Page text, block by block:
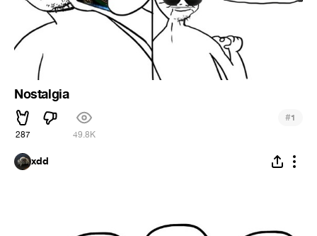
Nostalgia
287 49.8K
#1
xdd